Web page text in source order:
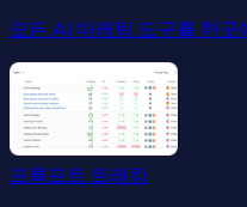
모든 AI 마케팅 도구를 한
프롬프트 트래킹